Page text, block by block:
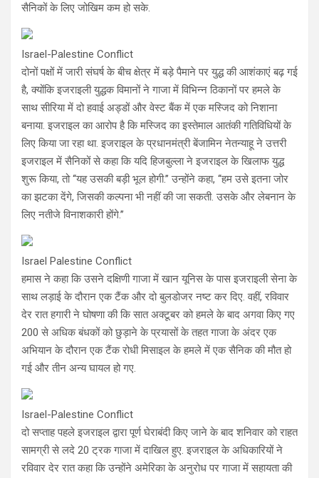
सैनिकों के लिए जोखिम कम हो सके.
Israel-Palestine Conflict
दोनों पक्षों में जारी संघर्ष के बीच क्षेत्र में बड़े पैमाने पर युद्ध की आशंकाएं बढ़ गई
है, क्योंकि इजराइली युद्धक विमानों ने गाजा में विभिन्न ठिकानों पर हमले के
साथ सीरिया में दो हवाई अड्डों और वेस्ट बैंक में एक मस्जिद को निशाना
बनाया. इजराइल का आरोप है कि मस्जिद का इस्तेमाल आतंकी गतिविधियों के
लिए किया जा रहा था. इजराइल के प्रधानमंत्री बेंजामिन नेतन्याहू ने उत्तरी
इजराइल में सैनिकों से कहा कि यदि हिजबुल्ला ने इजराइल के खिलाफ युद्ध
शुरू किया, तो ‘‘यह उसकी बड़ी भूल होगी.’’ उन्होंने कहा, ‘‘हम उसे इतना जोर
का झटका देंगे, जिसकी कल्पना भी नहीं की जा सकती. उसके और लेबनान के
लिए नतीजे विनाशकारी होंगे.’’
Israel Palestine Conflict
हमास ने कहा कि उसने दक्षिणी गाजा में खान यूनिस के पास इजराइली सेना के
साथ लड़ाई के दौरान एक टैंक और दो बुलडोजर नष्ट कर दिए. वहीं, रविवार
देर रात हगारी ने घोषणा की कि सात अक्टूबर को हमले के बाद अगवा किए गए
200 से अधिक बंधकों को छुड़ाने के प्रयासों के तहत गाजा के अंदर एक
अभियान के दौरान एक टैंक रोधी मिसाइल के हमले में एक सैनिक की मौत हो
गई और तीन अन्य घायल हो गए.
Israel-Palestine Conflict
दो सप्ताह पहले इजराइल द्वारा पूर्ण घेराबंदी किए जाने के बाद शनिवार को राहत
सामग्री से लदे 20 ट्रक गाजा में दाखिल हुए. इजराइल के अधिकारियों ने
रविवार देर रात कहा कि उन्होंने अमेरिका के अनुरोध पर गाजा में सहायता की